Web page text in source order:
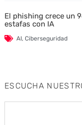
El phishing crece un
estafas con IA
AI, Ciberseguridad
ESCUCHA